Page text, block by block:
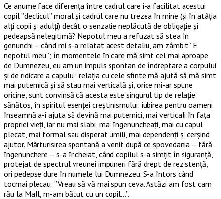
Ce anume face diferența între cadrul care i-a facilitat acestui
copil ”declicul” moral și cadrul care nu trezea în mine (și în atâția
alți copii și adulți) decât o senzație neplăcută de obligație și
pedeapsă nelegitimă? Nepotul meu a refuzat să stea în
genunchi – când mi s-a relatat acest detaliu, am zâmbit ”E
nepotul meu”; în momentele în care mă simt cel mai aproape
de Dumnezeu, eu am un impuls spontan de îndreptare a corpului
și de ridicare a capului; relația cu cele sfinte mă ajută să mă simt
mai puternică și să stau mai verticală și, orice mi-ar spune
oricine, sunt convinsă că acesta este singurul tip de relație
sănătos, în spiritul esenței creștinismului: iubirea pentru oameni
înseamnă a-i ajuta să devină mai puternici, mai verticali în fața
propriei vieți, iar nu mai slabi, mai îngenuncheați, mai cu capul
plecat, mai formal sau disperat umili, mai dependenți și cerșind
ajutor. Mărturisirea spontană a venit după ce spovedania – fără
îngenunchere – s-a încheiat, când copilul s-a simțit în siguranță,
protejat de spectrul vreunei impuneri fără drept de rezistență,
ori pedepse dure în numele lui Dumnezeu. S-a întors când
tocmai plecau: ”Vreau să vă mai spun ceva. Astăzi am fost cam
rău la Mall, m-am bătut cu un copil…”.